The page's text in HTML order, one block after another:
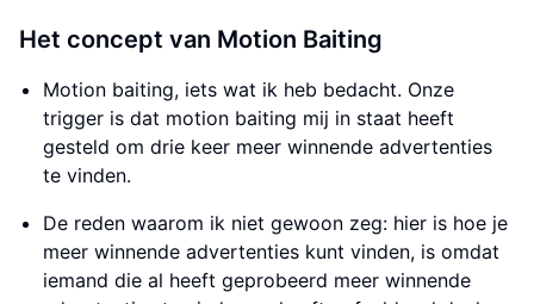
Het concept van Motion Baiting
Motion baiting, iets wat ik heb bedacht. Onze
trigger is dat motion baiting mij in staat heeft
gesteld om drie keer meer winnende advertenties
te vinden.
De reden waarom ik niet gewoon zeg: hier is hoe je
meer winnende advertenties kunt vinden, is omdat
iemand die al heeft geprobeerd meer winnende